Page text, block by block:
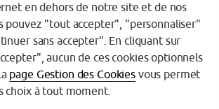
en dehors de notre site et de nos
pouvez "tout accepter", "personnaliser"
sans accepter". En cliquant sur
aucun de ces cookies optionnels
page Gestion des Cookiesvous permet
choix à tout moment.